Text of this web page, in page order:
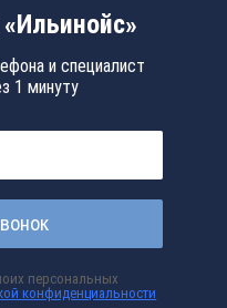
и специалист
1 минуту
персональных
конфиденциальности